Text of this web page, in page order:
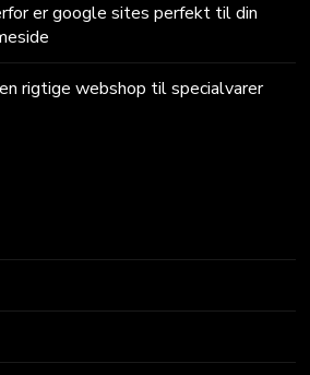
er google sites perfekt til din
rigtige webshop til specialvarer